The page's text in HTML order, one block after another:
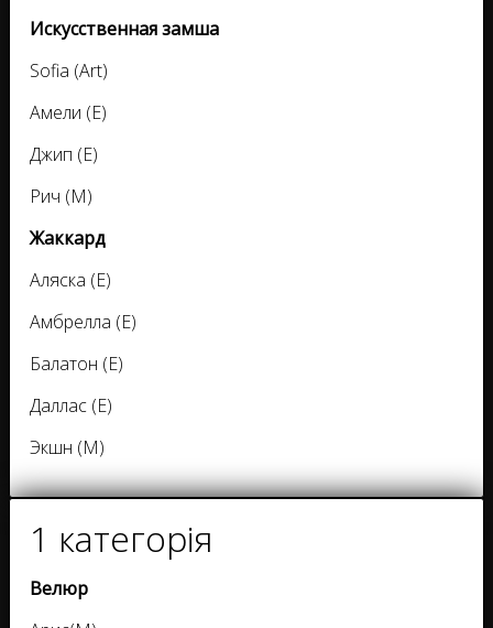
Искусственная замша
Sofia (Аrt)
Амели (Е)
Джип (Е)
Рич (М)
Жаккард
Аляска (Е)
Амбрелла (Е)
Балатон (Е)
Даллас (Е)
Экшн (М)
1 категорія
Велюр